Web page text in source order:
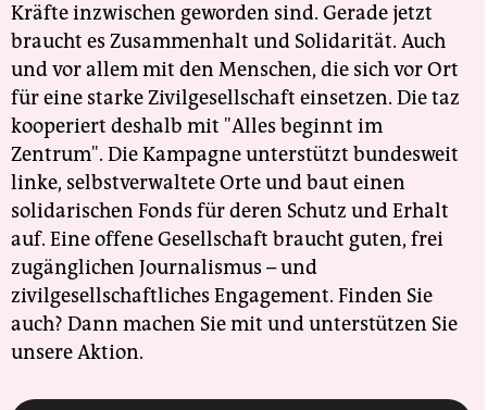
Kräfte inzwischen geworden sind. Gerade jetzt
braucht es Zusammenhalt und Solidarität. Auch
und vor allem mit den Menschen, die sich vor Ort
für eine starke Zivilgesellschaft einsetzen. Die taz
kooperiert deshalb mit "Alles beginnt im
Zentrum". Die Kampagne unterstützt bundesweit
linke, selbstverwaltete Orte und baut einen
solidarischen Fonds für deren Schutz und Erhalt
auf. Eine offene Gesellschaft braucht guten, frei
zugänglichen Journalismus – und
zivilgesellschaftliches Engagement. Finden Sie
auch? Dann machen Sie mit und unterstützen Sie
unsere Aktion.